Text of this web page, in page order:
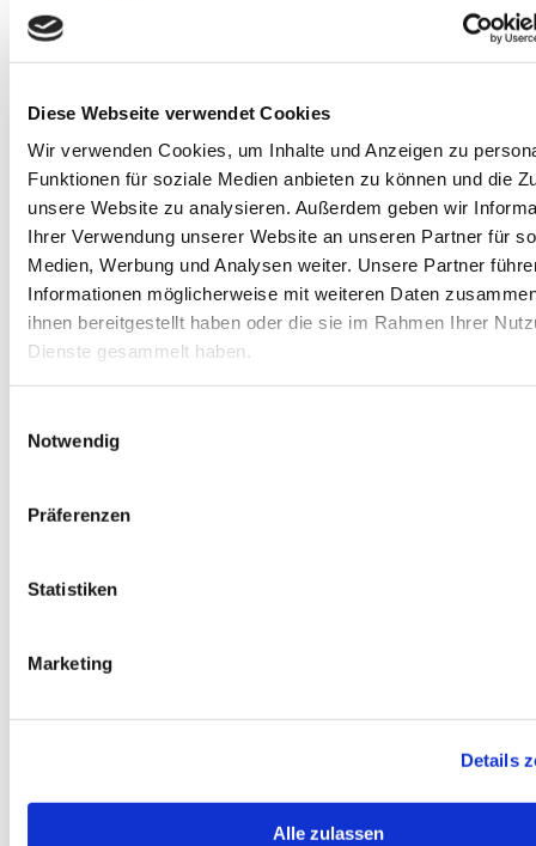
Diese Webseite verwendet Cookies
Wir verwenden Cookies, um Inhalte und Anzeigen zu
Funktionen für soziale Medien anbieten zu können und die
unsere Website zu analysieren. Außerdem geben wir
Ihrer Verwendung unserer Website an unseren Partner für
Medien, Werbung und Analysen weiter. Unsere Partner
Informationen möglicherweise mit weiteren Daten
ihnen bereitgestellt haben oder die sie im Rahmen Ihrer
Dienste gesammelt haben.
Notwendig
Präferenzen
Statistiken
Marketing
Details
Alle zulassen
Sortieren nachBeliebtheit
Sortieren nachPreis
Sortieren nach Datum
Sortieren nachBeliebtheit
Bewertung
Zeige12 Produkte
Zeige12 Produkte
Zeige 24 Produkte